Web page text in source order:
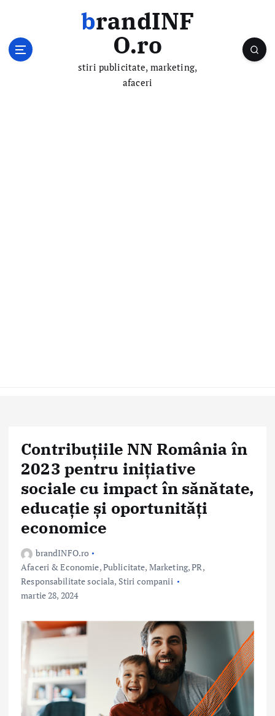
brandINF
O.ro
stiri publicitate, marketing,
afaceri
Contribuțiile NN România în
2023 pentru inițiative
sociale cu impact în sănătate,
educație și oportunități
economice
brandINFO.ro
Afaceri & Economie,Publicitate, Marketing, PR,
Responsabilitate sociala, Stiri companii
martie 28, 2024